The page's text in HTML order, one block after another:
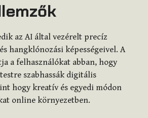
az AI által vezérelt precíz
hangklónozási képességeivel. A
a felhasználókat abban, hogy
szabhassák digitális
hogy kreatív és egyedi módon
online környezetben.